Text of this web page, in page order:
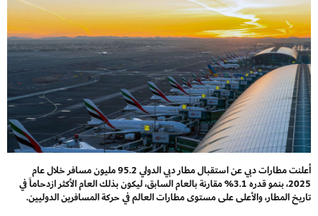
أعلنت مطارات دبي عن استقبال مطار دبي الدولي 95.2 مليون مسافر خلال عام
2025، بنمو قدره 3.1% مقارنة بالعام السابق، ليكون بذلك العام الأكثر ازدحاماً في
تاريخ المطار، والأعلى على مستوى مطارات العالم في حركة المسافرين الدوليين.